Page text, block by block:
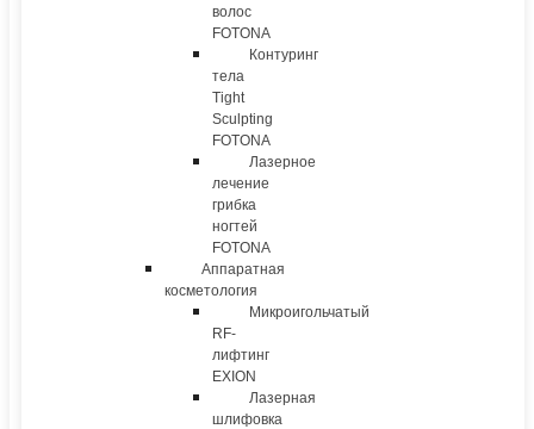
волос
FOTONA
Контуринг
тела
Tight
Sculpting
FOTONA
Лазерное
лечение
грибка
ногтей
FOTONA
Аппаратная
косметология
Микроигольчатый
RF-
лифтинг
EXION
Лазерная
шлифовка